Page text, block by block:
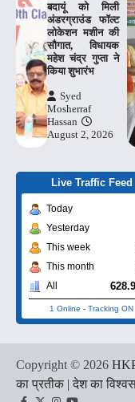
बदायूं को मिली
अंडरग्राउंड फॉल्ट
लोकेशन मशीन की
सौगात, विधायक
महेश चंद्र गुप्ता ने
किया शुभारंभ
Syed
Mosherraf
Hassan
August 2, 2026
Live Traffic Feed
Today
Yesterday
This week
This month
All
1 Online - Tracking ON
Copyright © 2026
का प्रतीक | देश का